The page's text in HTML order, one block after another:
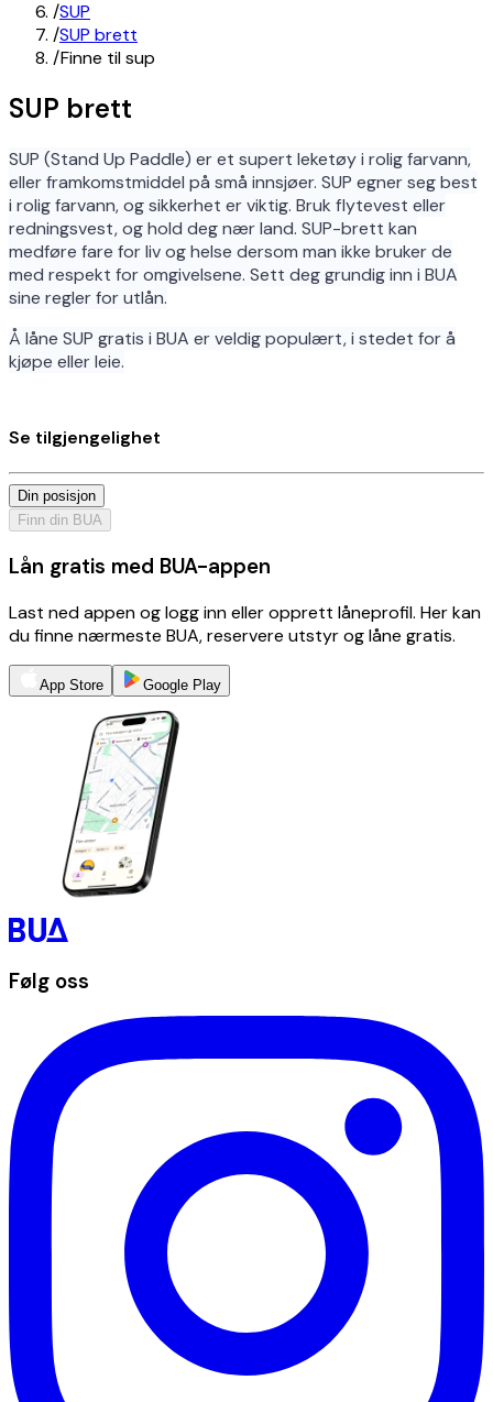
/SUP
/SUP brett
/Finne til sup
SUP brett
SUP (Stand Up Paddle) er et supert leketøy i rolig farvann,
eller framkomstmiddel på små innsjøer. SUP egner seg best
i rolig farvann, og sikkerhet er viktig. Bruk flytevest eller
redningsvest, og hold deg nær land. SUP-brett kan
medføre fare for liv og helse dersom man ikke bruker de
med respekt for omgivelsene. Sett deg grundig inn i BUA
sine regler for utlån.
Å låne SUP gratis i BUA er veldig populært, i stedet for å
kjøpe eller leie.
Se tilgjengelighet
Din posisjon
Finn din BUA
Lån gratis med BUA-appen
Last ned appen og logg inn eller opprett låneprofil. Her kan
du finne nærmeste BUA, reservere utstyr og låne gratis.
App Store Google Play
Følg oss